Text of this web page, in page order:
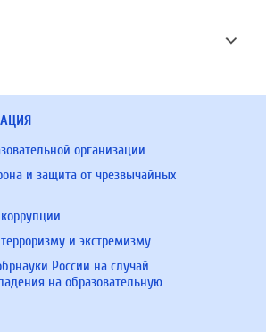
организации
и защита от чрезвычайных
и экстремизму
России на случай
на образовательную